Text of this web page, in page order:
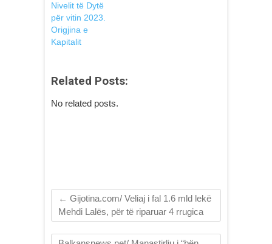
Nivelit të Dytë
për vitin 2023.
Origjina e
Kapitalit
Related Posts:
No related posts.
← Gijotina.com/ Veliaj i fal 1.6 mld lekë
Mehdi Lalës, për të riparuar 4 rrugica